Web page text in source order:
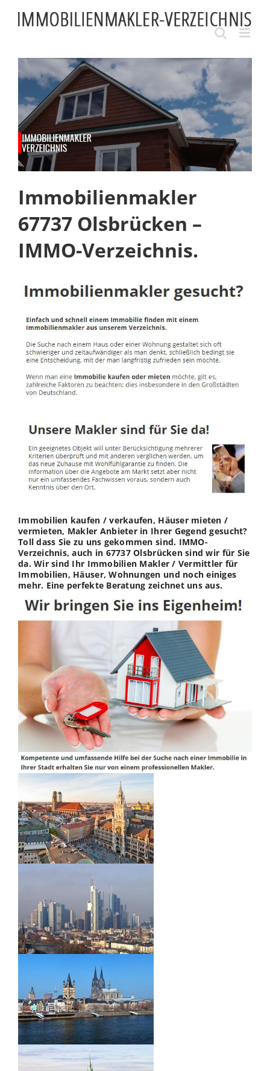
content
Immobilienmakler
67737 Olsbrücken –
IMMO-Verzeichnis.
Immobilien kaufen / verkaufen, Häuser mieten /
vermieten, Makler Anbieter in Ihrer Gegend gesucht?
Toll dass Sie zu uns gekommen sind. IMMO-
Verzeichnis, auch in 67737 Olsbrücken sind wir für Sie
da. Wir sind Ihr Immobilien Makler / Vermittler für
Immobilien, Häuser, Wohnungen und noch einiges
mehr. Eine perfekte Beratung zeichnet uns aus.